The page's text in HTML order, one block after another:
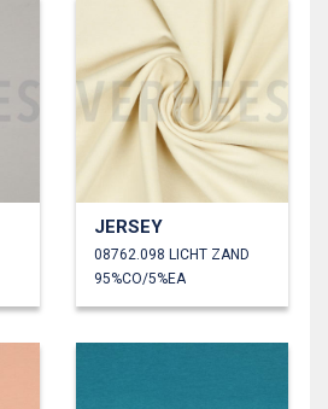
JERSEY
08762.098 LICHT ZAND
95%CO/5%EA